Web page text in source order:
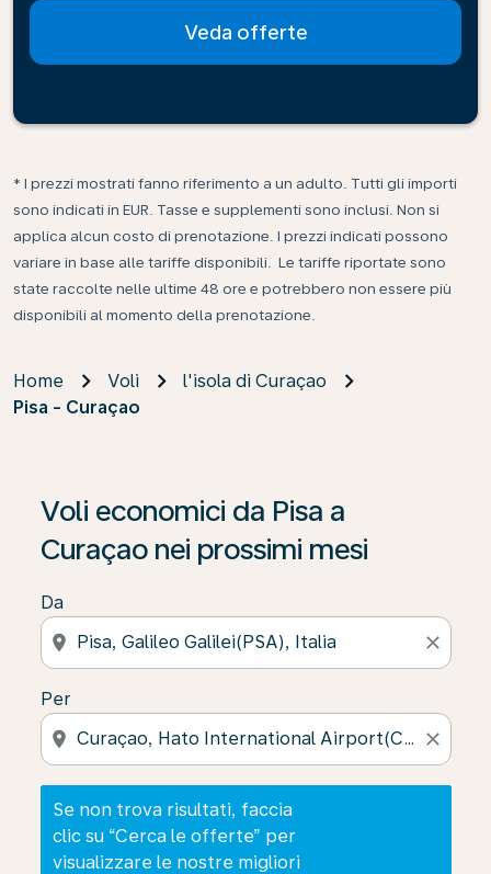
Veda offerte
* I prezzi mostrati fanno riferimento a un adulto. Tutti gli importi
sono indicati in EUR. Tasse e supplementi sono inclusi. Non si
applica alcun costo di prenotazione. I prezzi indicati possono
variare in base alle tariffe disponibili. Le tariffe riportate sono
state raccolte nelle ultime 48 ore e potrebbero non essere più
disponibili al momento della prenotazione.
Home Voli
l'isola di Curaçao
Pisa - Curaçao
Voli economici da Pisa a
Curaçao nei prossimi mesi
Da
location_on close
Per
location_on close
Se non trova risultati, faccia
clic su “Cerca le offerte” per
visualizzare le nostre migliori
Se non trova risultati, faccia clic su “Cerca le offerte”